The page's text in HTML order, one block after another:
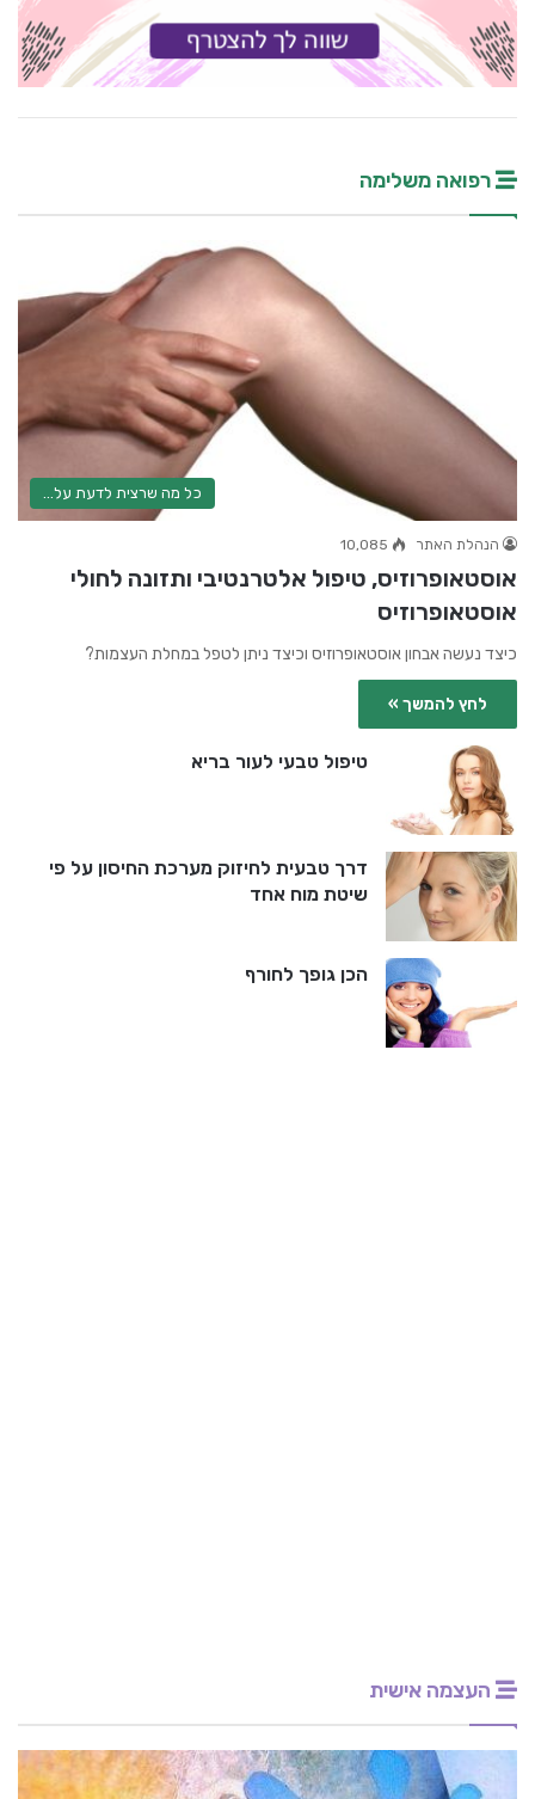
רפואה משלימה
כל מה שרצית לדעת על...
הנהלת האתר 10,085
אוסטאופרוזיס, טיפול אלטרנטיבי ותזונה לחולי
אוסטאופרוזיס
כיצד נעשה אבחון אוסטאופרוזיס וכיצד ניתן לטפל במחלת העצמות?
לחץ להמשך »
טיפול טבעי לעור בריא
דרך טבעית לחיזוק מערכת החיסון על פי
שיטת מוח אחד
הכן גופך לחורף
העצמה אישית